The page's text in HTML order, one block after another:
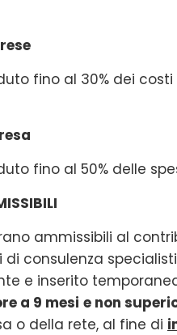
fino al 30% dei
fino al 50% delle
ammissibili al
di consulenza
e inserito
a 9 mesi e non
o della rete, al fine di